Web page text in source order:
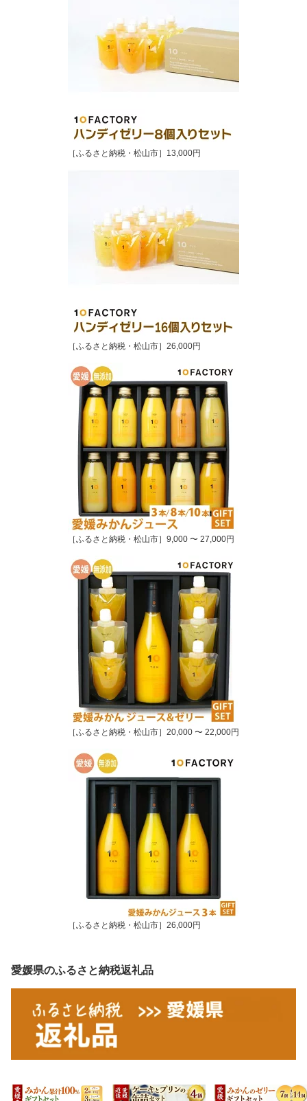
［ふるさと納税・松山市］13,000円
［ふるさと納税・松山市］26,000円
［ふるさと納税・松山市］9,000 〜 27,000円
［ふるさと納税・松山市］20,000 〜 22,000円
［ふるさと納税・松山市］26,000円
愛媛県のふるさと納税返礼品